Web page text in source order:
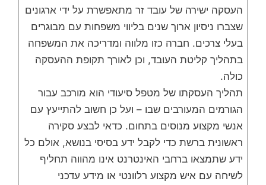
העסקה ישירה של עובד זר מתאפשרת על ידי ארגונים
שצברו ניסיון ארוך שנים בליווי משפחות עם מבוגרים
בעלי צרכים. חברה כזו מלווה ומדריכה את המשפחה
בתהליך קליטת העובד, וכן לאורך תקופת ההעסקה
כולה.
תהליך העסקתו של מטפל סיעודי הוא מורכב עבור
הגורמים המעורבים שבו – ועל כן חשוב להתייעץ עם
אנשי מקצוע מנוסים בתחום. כדאי לבצע סקירה
ראשונית ברשת כדי לקבל ידע בסיסי בנושא, אולם כל
ידע שתמצאו ברחבי האינטרנט אינו מהווה תחליף
לשיחה עם איש מקצוע רלוונטי או מידע עדכני